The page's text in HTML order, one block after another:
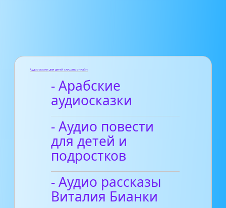
Аудиосказки для детей слушать онлайн
- Арабские
аудиосказки
- Аудио повести
для детей и
подростков
- Аудио рассказы
Виталия Бианки